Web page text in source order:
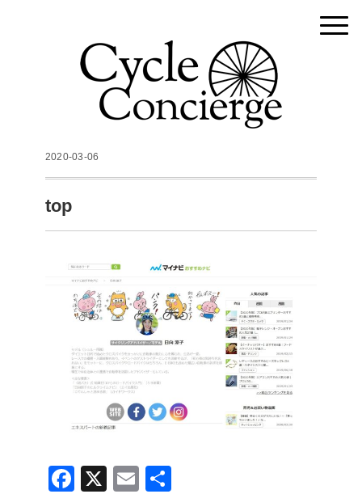
2020-03-06
top
F
X
E